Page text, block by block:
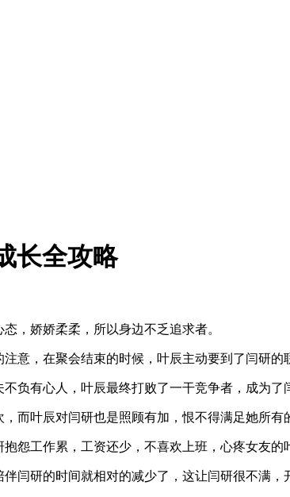
长全攻略
，娇娇柔柔，所以身边不乏追求者。
意，在聚会结束的时候，叶辰主动要到了闫研的
负有心人，叶辰最终打败了一干竞争者，成为了
而叶辰对闫研也是照顾有加，恨不得满足她所有
怨工作累，工资还少，不喜欢上班，心疼女友的
闫研的时间就相对的减少了，这让闫研很不满，